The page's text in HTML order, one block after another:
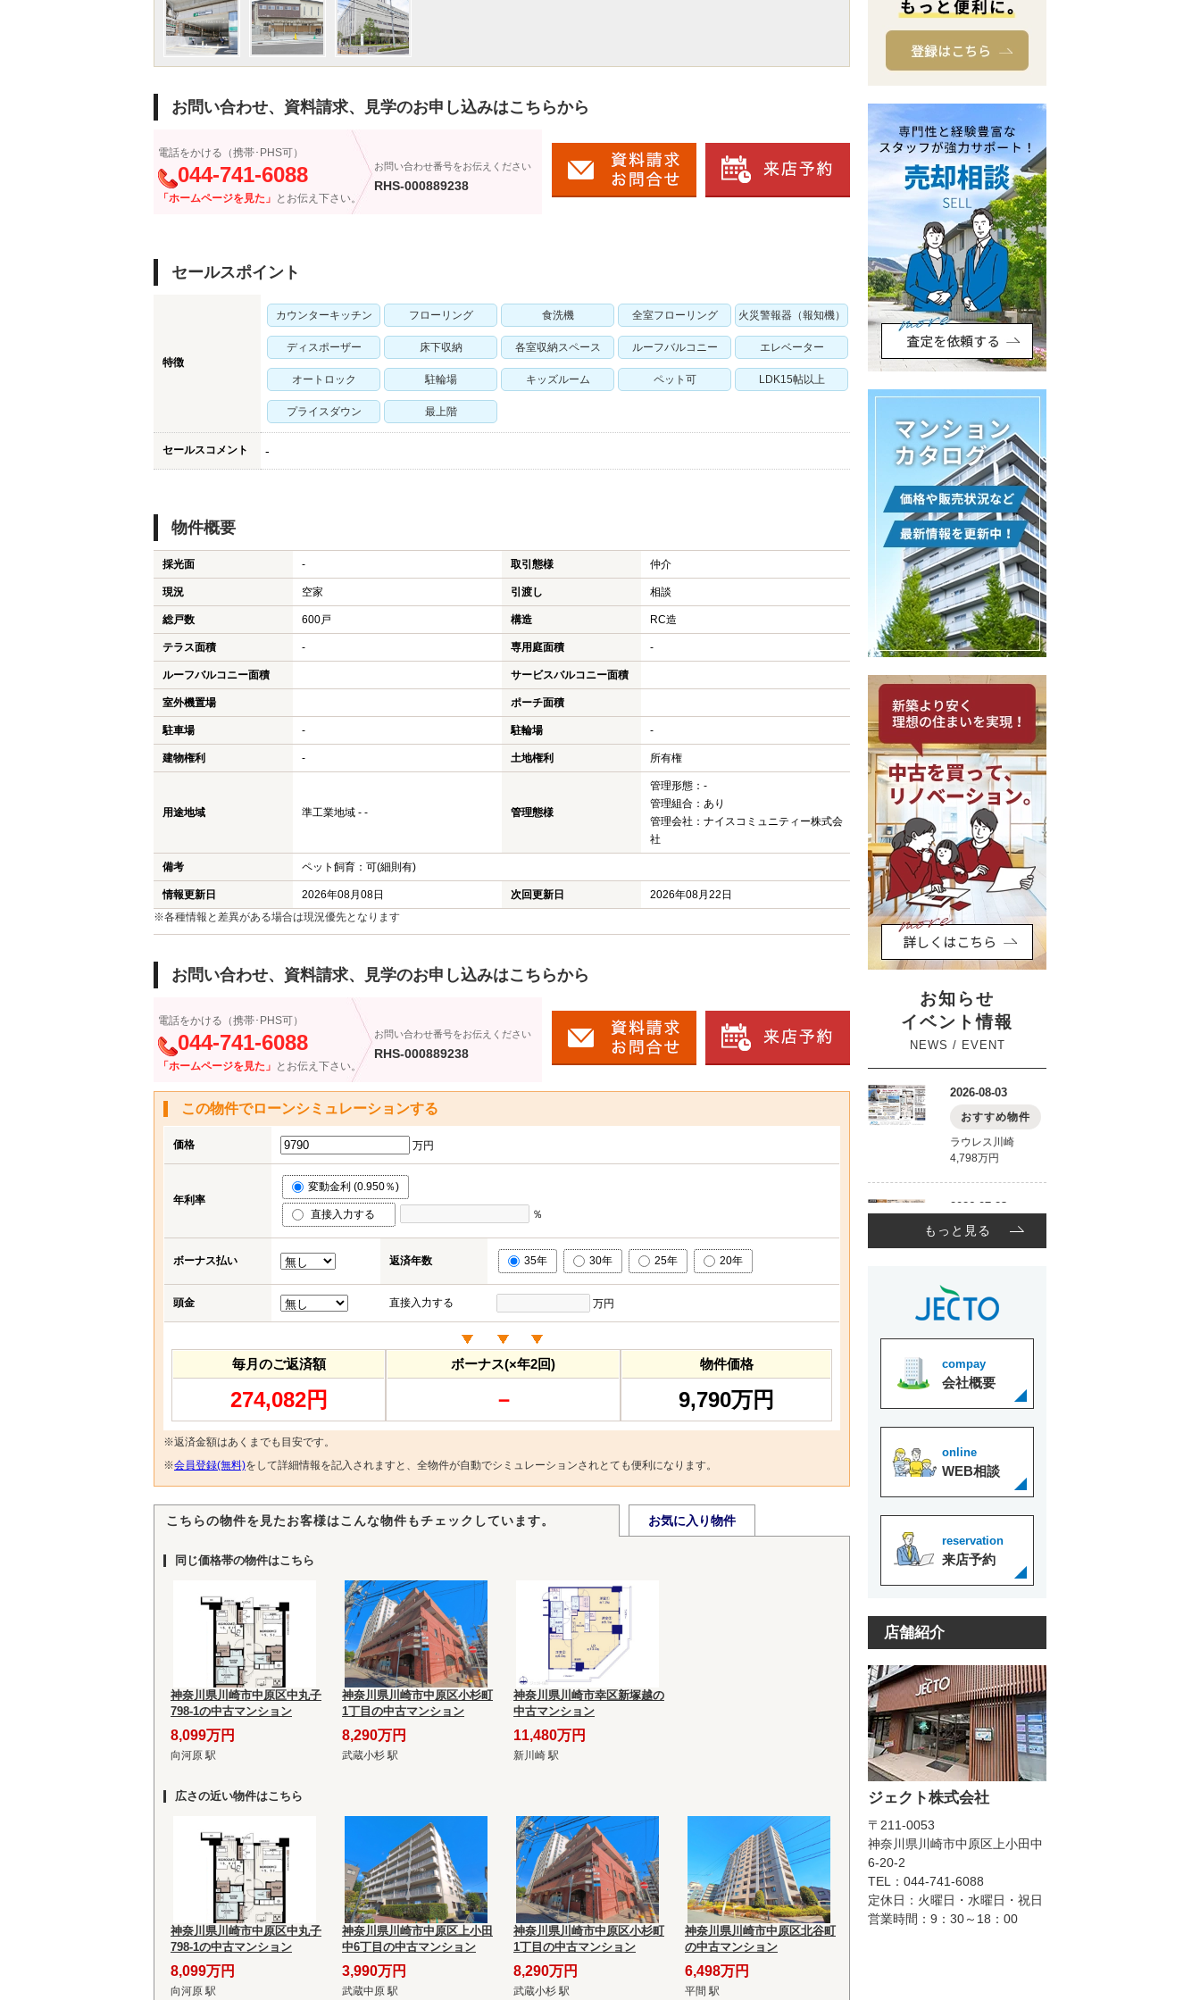
お問い合わせ、資料請求、見学のお申し込みはこちらから
電話をかける（携帯･PHS可）
044-741-6088
「ホームページを見た」 とお伝え下さい。
お問い合わせ番号をお伝えください
RHS-000889238
セールスポイント
特徴
カウンターキッチン フローリング 食洗機 全室フローリング 火災警報器（報知機）
ディスポーザー 床下収納 各室収納スペース ルーフバルコニー エレベーター
オートロック 駐輪場 キッズルーム ペット可 LDK15帖以上
プライスダウン 最上階
セールスコメント -
物件概要
採光面 - 取引態様 仲介
現況 空家 引渡し 相談
総戸数 600戸 構造 RC造
テラス面積 - 専用庭面積 -
ルーフバルコニー面積 サービスバルコニー面積
室外機置場 ポーチ面積
駐車場 - 駐輪場 -
建物権利 - 土地権利 所有権
用途地域 準工業地域 - - 管理態様
管理形態：-
管理組合：あり
管理会社：ナイスコミュニティー株式会
社
備考 ペット飼育：可(細則有)
情報更新日 2026年08月08日 次回更新日
2026年08月22日
※各種情報と差異がある場合は現況優先となります
お問い合わせ、資料請求、見学のお申し込みはこちらから
電話をかける（携帯･PHS可）
044-741-6088
「ホームページを見た」 とお伝え下さい。
お問い合わせ番号をお伝えください
RHS-000889238
この物件でローンシミュレーションする
価格 万円
年利率
変動金利 (0.950％)
直接入力する ％
ボーナス払い 返済年数 35年 30年 25年 20年
頭金 直接入力する 万円
毎月のご返済額
274,082円
ボーナス(×年2回)
－
物件価格
9,790万円
※返済金額はあくまでも目安です。
※会員登録(無料)をして詳細情報を記入されますと、全物件が自動でシミュレーションされとても便利になります。
こちらの物件を見たお客様はこんな物件もチェックしています。 お気に入り物件
同じ価格帯の物件はこちら
神奈川県川崎市中原区中丸子
798-1の中古マンション
8,099万円
向河原 駅
神奈川県川崎市中原区小杉町
1丁目の中古マンション
8,290万円
武蔵小杉 駅
神奈川県川崎市幸区新塚越の
中古マンション
11,480万円
新川崎 駅
広さの近い物件はこちら
神奈川県川崎市中原区中丸子
798-1の中古マンション
8,099万円
向河原 駅
神奈川県川崎市中原区上小田
中6丁目の中古マンション
3,990万円
武蔵中原 駅
神奈川県川崎市中原区小杉町
1丁目の中古マンション
8,290万円
武蔵小杉 駅
神奈川県川崎市中原区北谷町
の中古マンション
6,498万円
平間 駅
お知らせ
イベント情報
NEWS / EVENT
もっと見る
compay
会社概要
online
WEB相談
reservation
来店予約
店舗紹介
ジェクト株式会社
〒211-0053
神奈川県川崎市中原区上小田中
6-20-2
TEL：044-741-6088
定休日：火曜日・水曜日・祝日
営業時間：9：30～18：00